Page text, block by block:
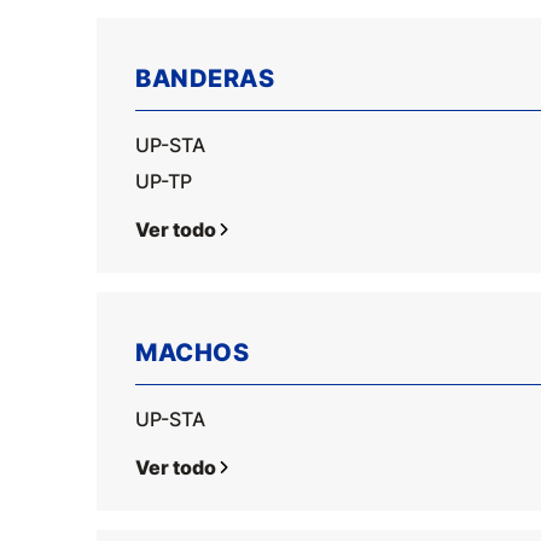
BANDERAS
UP-STA
UP-TP
Ver todo
MACHOS
UP-STA
Ver todo